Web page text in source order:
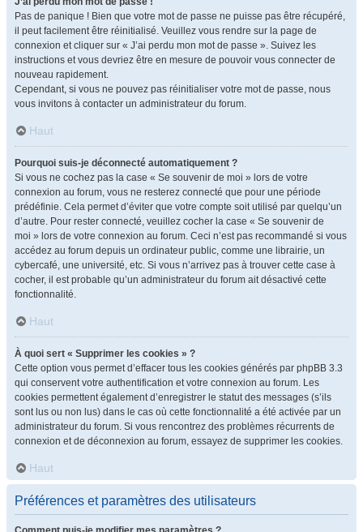
Pas de panique ! Bien que votre mot de passe ne puisse pas être récupéré,
il peut facilement être réinitialisé. Veuillez vous rendre sur la page de
connexion et cliquer sur « J’ai perdu mon mot de passe ». Suivez les
instructions et vous devriez être en mesure de pouvoir vous connecter de
nouveau rapidement.
Cependant, si vous ne pouvez pas réinitialiser votre mot de passe, nous
vous invitons à contacter un administrateur du forum.
Haut
Pourquoi suis-je déconnecté automatiquement ?
Si vous ne cochez pas la case « Se souvenir de moi » lors de votre
connexion au forum, vous ne resterez connecté que pour une période
prédéfinie. Cela permet d’éviter que votre compte soit utilisé par quelqu’un
d’autre. Pour rester connecté, veuillez cocher la case « Se souvenir de
moi » lors de votre connexion au forum. Ceci n’est pas recommandé si vous
accédez au forum depuis un ordinateur public, comme une librairie, un
cybercafé, une université, etc. Si vous n’arrivez pas à trouver cette case à
cocher, il est probable qu’un administrateur du forum ait désactivé cette
fonctionnalité.
Haut
À quoi sert « Supprimer les cookies » ?
Cette option vous permet d’effacer tous les cookies générés par phpBB 3.3
qui conservent votre authentification et votre connexion au forum. Les
cookies permettent également d’enregistrer le statut des messages (s’ils
sont lus ou non lus) dans le cas où cette fonctionnalité a été activée par un
administrateur du forum. Si vous rencontrez des problèmes récurrents de
connexion et de déconnexion au forum, essayez de supprimer les cookies.
Haut
Préférences et paramètres des utilisateurs